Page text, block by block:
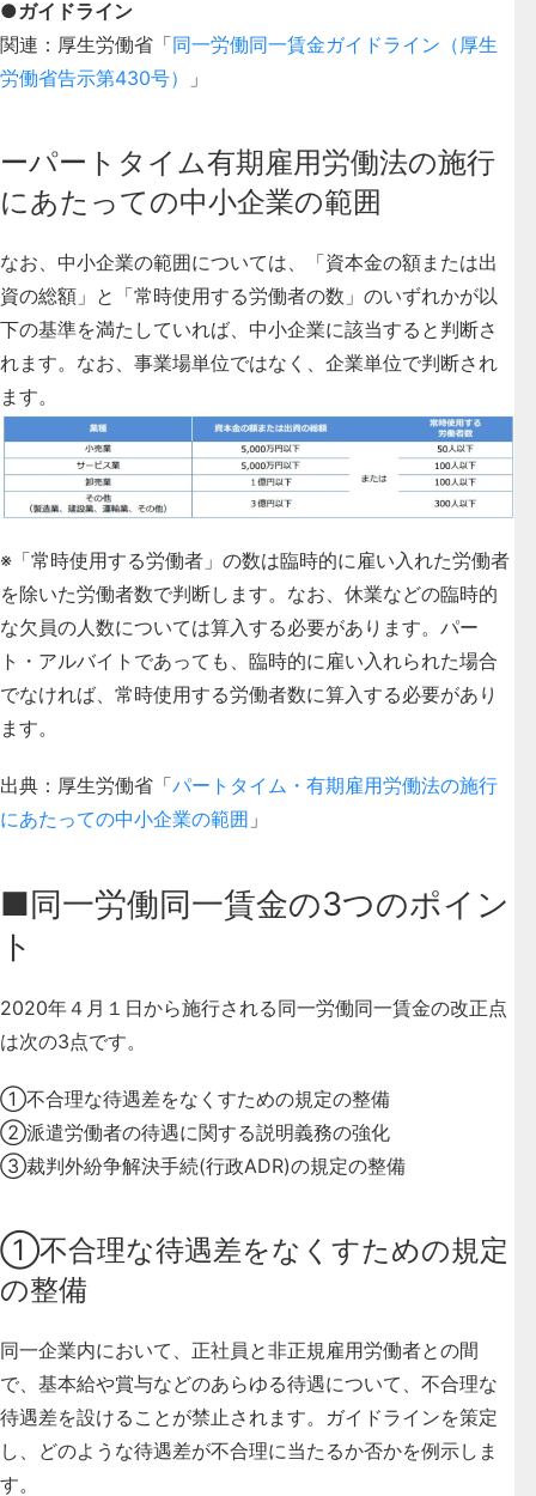
●ガイドライン
関連：厚生労働省「同一労働同一賃金ガイドライン（厚生
労働省告示第430号）
」
ーパートタイム有期雇用労働法の施行
にあたっての中小企業の範囲
なお、中小企業の範囲については、「資本金の額または出
資の総額」と「常時使用する労働者の数」のいずれかが以
下の基準を満たしていれば、中小企業に該当すると判断さ
れます。なお、事業場単位ではなく、企業単位で判断され
ます。
※「常時使用する労働者」の数は臨時的に雇い入れた労働者
を除いた労働者数で判断します。なお、休業などの臨時的
な欠員の人数については算入する必要があります。パー
ト・アルバイトであっても、臨時的に雇い入れられた場合
でなければ、常時使用する労働者数に算入する必要があり
ます。
出典：厚生労働省「パートタイム・有期雇用労働法の施行
にあたっての中小企業の範囲 」
■同一労働同一賃金の3つのポイン
ト
2020年４月１日から施行される同一労働同一賃金の改正点
は次の3点です。
①不合理な待遇差をなくすための規定の整備
②派遣労働者の待遇に関する説明義務の強化
③裁判外紛争解決手続(行政ADR)の規定の整備
①不合理な待遇差をなくすための規定
の整備
同一企業内において、正社員と非正規雇用労働者との間
で、基本給や賞与などのあらゆる待遇について、 不合理な
待遇差を設けることが禁止されます。ガイドラインを策定
し、どのような待遇差が不合理に当たるか否かを例示しま
す。